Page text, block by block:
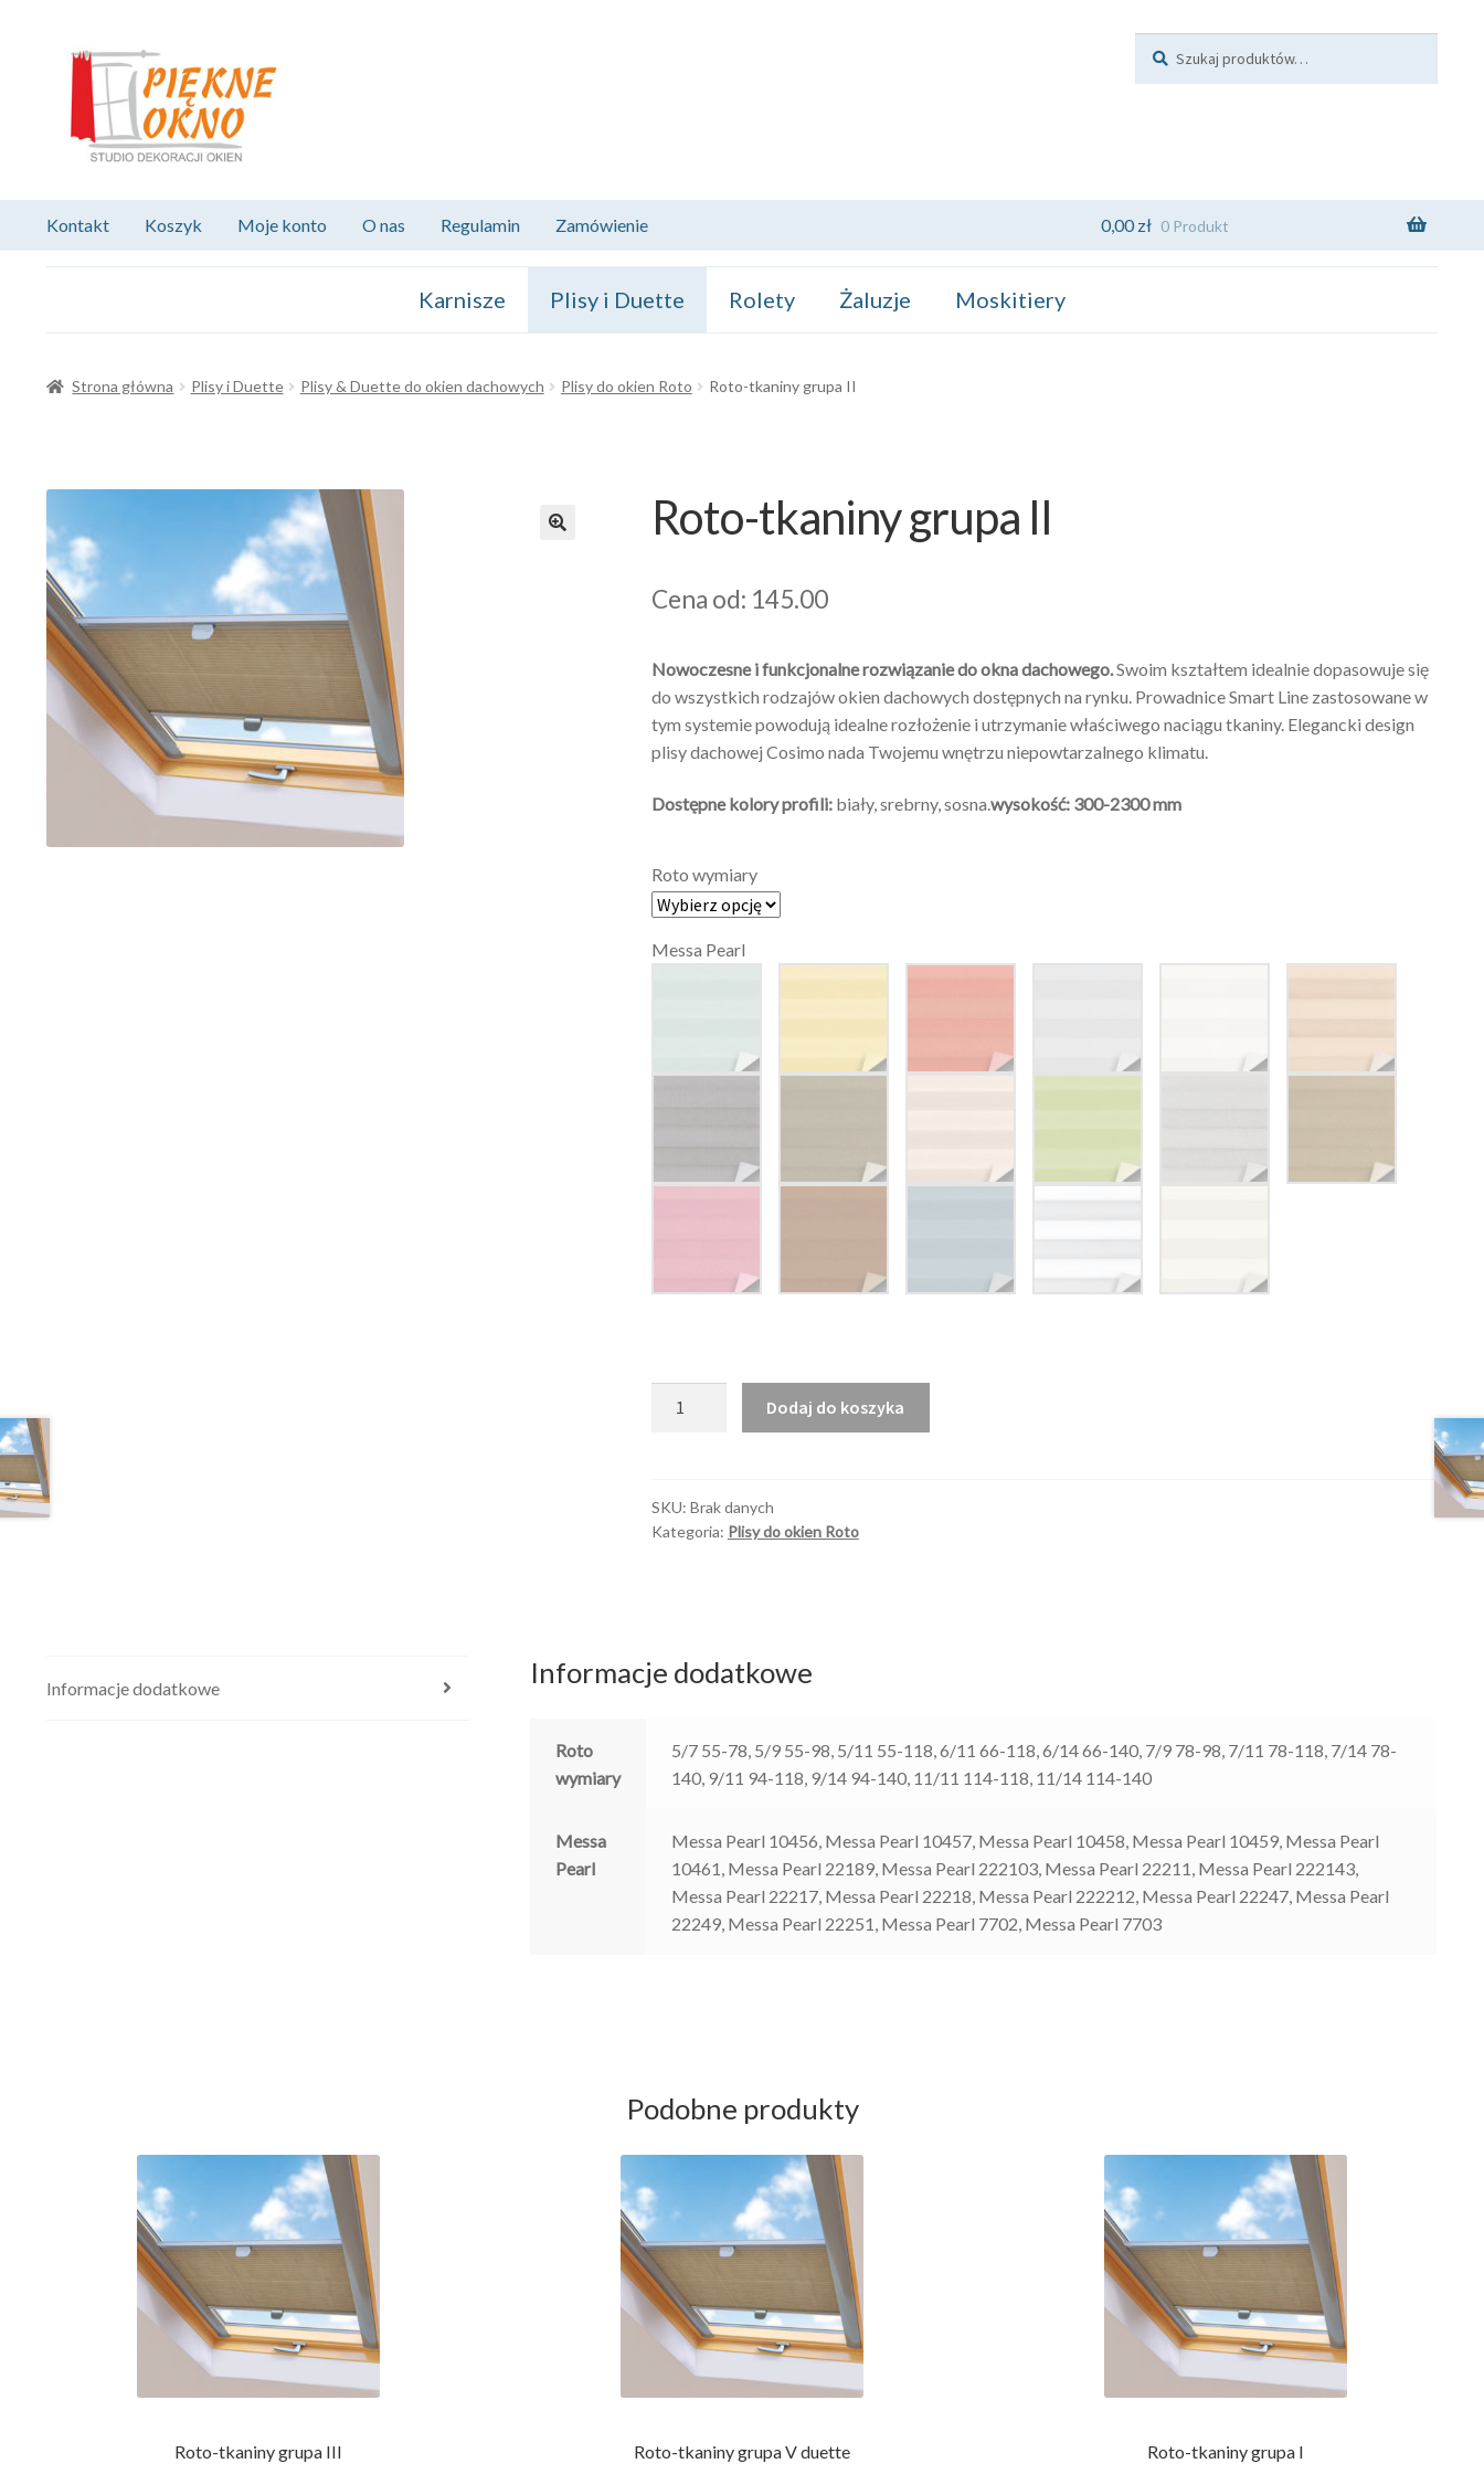
Przejdź
nawigacji
Przejdź
treści
Kontakt Koszyk Moje konto O nas Regulamin Zamówienie 0,00zł 0 Produkt
Karnisze Plisy i Duette Rolety Żaluzje Moskitiery
Strona główna Plisy i Duette Plisy & Duette do okien dachowych Plisy do okien Roto Roto-tkaniny grupa II
Roto-tkaniny grupa II
Cena od: 145.00
Nowoczesne i funkcjonalne rozwiązanie do okna dachowego.Swoim kształtem idealnie dopasowuje się
do wszystkich rodzajów okien dachowych dostępnych na rynku. Prowadnice Smart Line zastosowane w
tym systemie powodują idealne rozłożenie i utrzymanie właściwego naciągu tkaniny. Elegancki design
plisy dachowej Cosimo nada Twojemu wnętrzu niepowtarzalnego klimatu.
Dostępne kolory profili:biały, srebrny, sosna.wysokość: 300-2300 mm
Roto wymiary
Messa Pearl
II
Dodaj do koszyka
SKU: Brak danych
Kategoria: Plisy do okien Roto
Informacje dodatkowe Informacje dodatkowe
Roto
wymiary
5/7 55-78, 5/9 55-98, 5/11 55-118, 6/11 66-118, 6/14 66-140, 7/9 78-98, 7/11 78-118, 7/14 78-
140, 9/11 94-118, 9/14 94-140, 11/11 114-118, 11/14 114-140
Messa
Pearl
Messa Pearl 10456, Messa Pearl 10457, Messa Pearl 10458, Messa Pearl 10459, Messa Pearl
10461, Messa Pearl 22189, Messa Pearl 222103, Messa Pearl 22211, Messa Pearl 222143,
Messa Pearl 22217, Messa Pearl 22218, Messa Pearl 222212, Messa Pearl 22247, Messa Pearl
22249, Messa Pearl 22251, Messa Pearl 7702, Messa Pearl 7703
Podobne produkty
Roto-tkaniny grupa III Roto-tkaniny grupa V duette Roto-tkaniny grupa I